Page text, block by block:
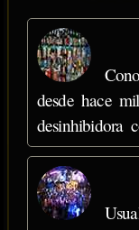
desde hace
desinhibidora